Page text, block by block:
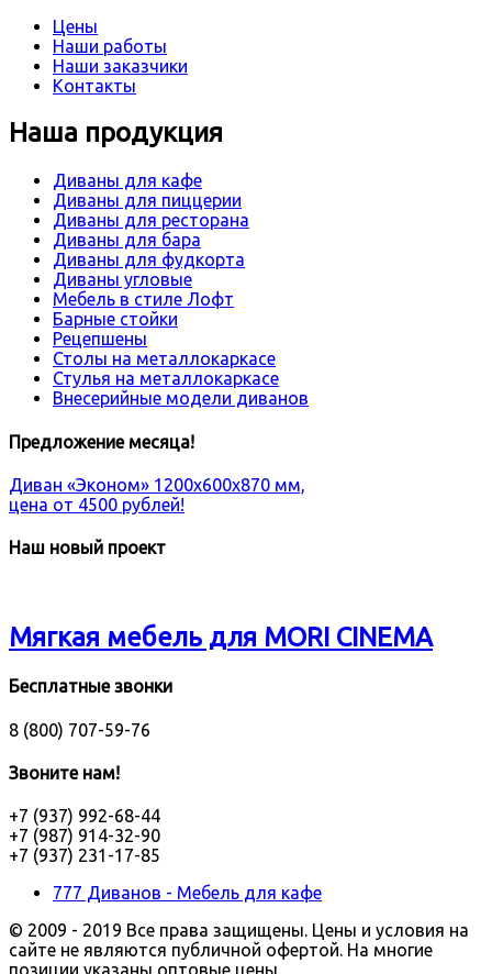
Цены
Наши работы
Наши заказчики
Контакты
Наша продукция
Диваны для кафе
Диваны для пиццерии
Диваны для ресторана
Диваны для бара
Диваны для фудкорта
Диваны угловые
Мебель в стиле Лофт
Барные стойки
Рецепшены
Столы на металлокаркасе
Стулья на металлокаркасе
Внесерийные модели диванов
Предложение месяца!
Диван «Эконом» 1200х600х870 мм,
цена от 4500 рублей!
Наш новый проект
Мягкая мебель для MORI CINEMA
Бесплатные звонки
8 (800) 707-59-76
Звоните нам!
+7 (937) 992-68-44
+7 (987) 914-32-90
+7 (937) 231-17-85
777 Диванов - Мебель для кафе
© 2009 - 2019 Все права защищены. Цены и условия на
сайте не являются публичной офертой. На многие
позиции указаны оптовые цены.